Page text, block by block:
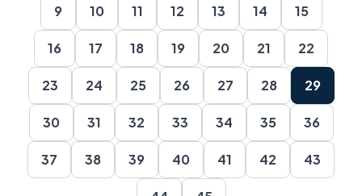
9 10 11 12 13 14 15
16 17 18 19 20 21 22
23 24 25 26 27 28 29
30 31 32 33 34 35 36
37 38 39 40 41 42 43